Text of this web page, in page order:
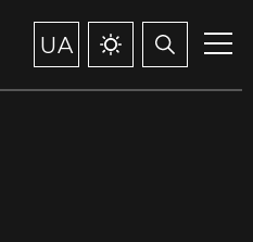
UA